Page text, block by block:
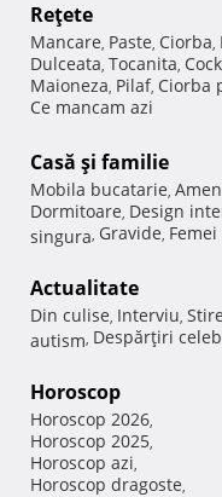
Reţete
Mancare, Paste, Ciorba,
Dulceata, Tocanita,
Maioneza, Pilaf, Ciorba
Ce mancam azi
Casă şi familie
Mobila bucatarie,
Dormitoare, Design
singura, Gravide,
Actualitate
Din culise, Interviu,
autism, Despărţiri
Horoscop
Horoscop 2026,
Horoscop 2025,
Horoscop azi,
Horoscop dragoste,